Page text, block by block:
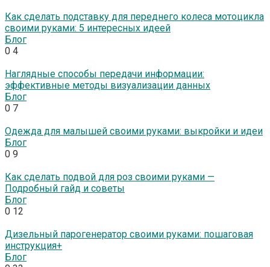
Как сделать подставку для переднего колеса мотоцикла
своими руками: 5 интересных идеей
Блог
0 4
Наглядные способы передачи информации:
эффективные методы визуализации данных
Блог
0 7
Одежда для малышей своими руками: выкройки и идеи
Блог
0 9
Как сделать подвой для роз своими руками —
Подробный гайд и советы
Блог
0 12
Дизельный парогенератор своими руками: пошаговая
инструкция+
Блог